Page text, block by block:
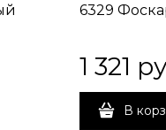
6329
1 321
В